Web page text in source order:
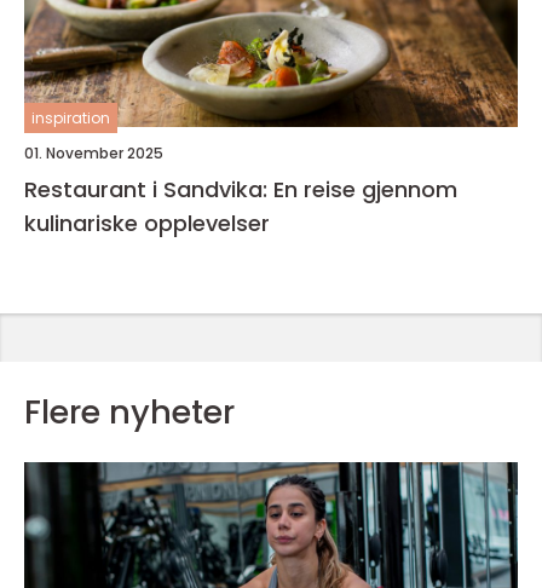
inspiration
01. November 2025
Restaurant i Sandvika: En reise gjennom
kulinariske opplevelser
Flere nyheter